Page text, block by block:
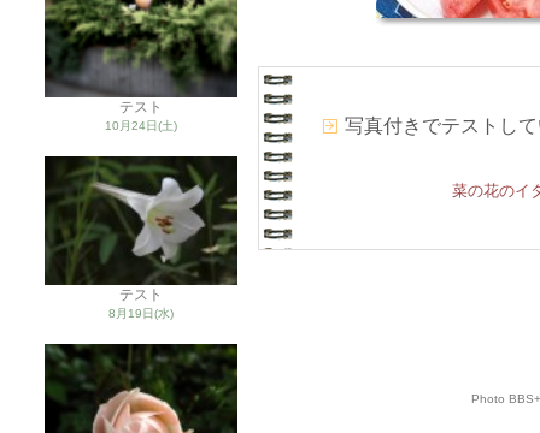
テスト
10月24日(土)
テスト
8月19日(水)
写真付きでテストし
菜の花のイ
Photo BBS+